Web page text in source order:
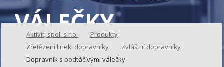
VÁLEČKY
Aktivit, spol. s r.o.
Produkty
Zřetězení linek, dopravníky
Zvláštní dopravníky
Dopravník s podtáčivými válečky